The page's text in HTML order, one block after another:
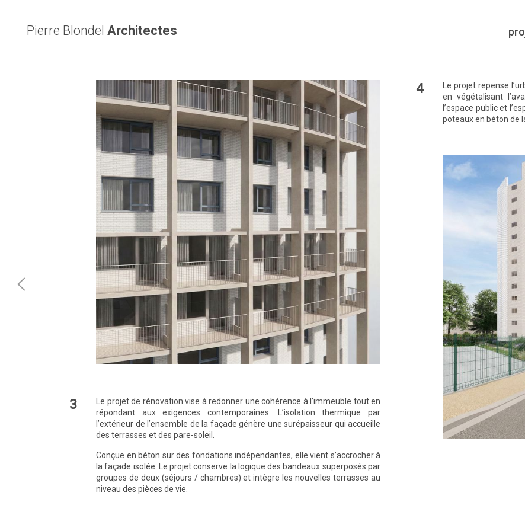
Pierre Blondel Architectes
3
Le projet de rénovation vise à redonner une cohérence à l’immeuble tout en
répondant aux exigences contemporaines. L’isolation thermique par
l’extérieur de l’ensemble de la façade génère une surépaisseur qui accueille
des terrasses et des pare-soleil.
Conçue en béton sur des fondations indépendantes, elle vient s’accrocher à
la façade isolée. Le projet conserve la logique des bandeaux superposés par
groupes de deux (séjours / chambres) et intègre les nouvelles terrasses au
niveau des pièces de vie.
4
Le projet repense
en végétalisant
l’espace public et
poteaux en béton de